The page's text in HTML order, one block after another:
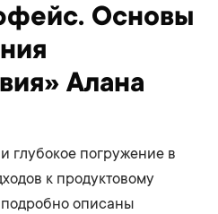
Основы
Алана
глубокое погружение в
к продуктовому
подробно описаны